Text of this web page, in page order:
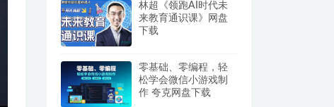
林超《领跑AI时代未
来教育通识课》网盘
下载
零基础、零编程，轻
松学会微信小游戏制
作 夸克网盘下载